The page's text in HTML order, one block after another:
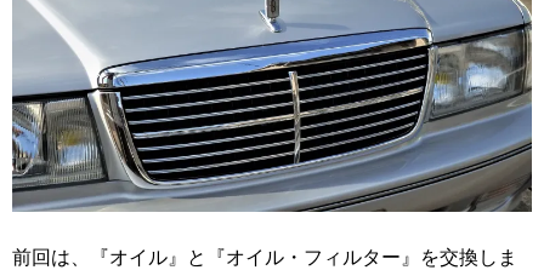
前回は、『オイル』と『オイル・フィルター』を交換しま